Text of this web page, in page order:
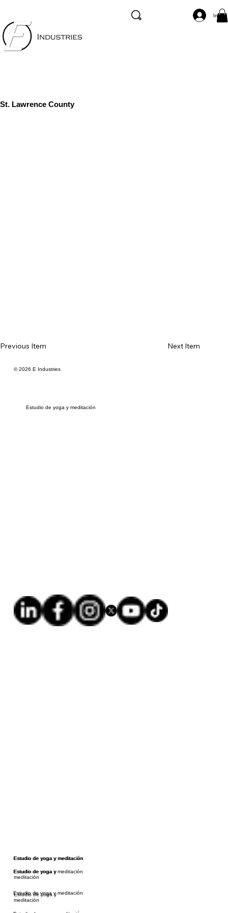
St. Lawrence County
Previous Item Next Item
Estudio de yoga y meditación
© 2026 E Industries
Estudio de yoga y meditación
Estudio de yoga y meditación
Estudio de yoga y
Estudio de yoga y